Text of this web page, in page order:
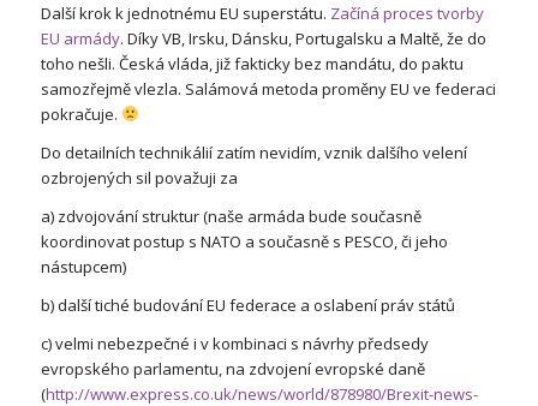
Další krok k jednotnému EU superstátu. Začíná proces tvorby
EU armády. Díky VB, Irsku, Dánsku, Portugalsku a Maltě, že do
toho nešli. Česká vláda, již fakticky bez mandátu, do paktu
samozřejmě vlezla. Salámová metoda proměny EU ve federaci
pokračuje.
Do detailních technikálií zatím nevidím, vznik dalšího velení
ozbrojených sil považuji za
a) zdvojování struktur (naše armáda bude současně
koordinovat postup s NATO a současně s PESCO, či jeho
nástupcem)
b) další tiché budování EU federace a oslabení práv států
c) velmi nebezpečné i v kombinaci s návrhy předsedy
evropského parlamentu, na zdvojení evropské daně
(http://www.express.co.uk/news/world/878980/Brexit-news-